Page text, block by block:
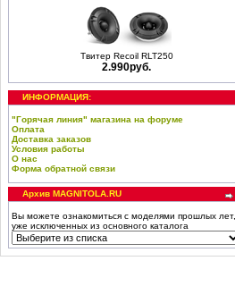
Твитер Recoil RLT250
2.990руб.
ИНФОРМАЦИЯ:
"Горячая линия" магазина на форуме
Оплата
Доставка заказов
Условия работы
О нас
Форма обратной связи
Архив MAGNITOLA.RU
Вы можете ознакомиться с моделями прошлых лет,
уже исключенных из основного каталога